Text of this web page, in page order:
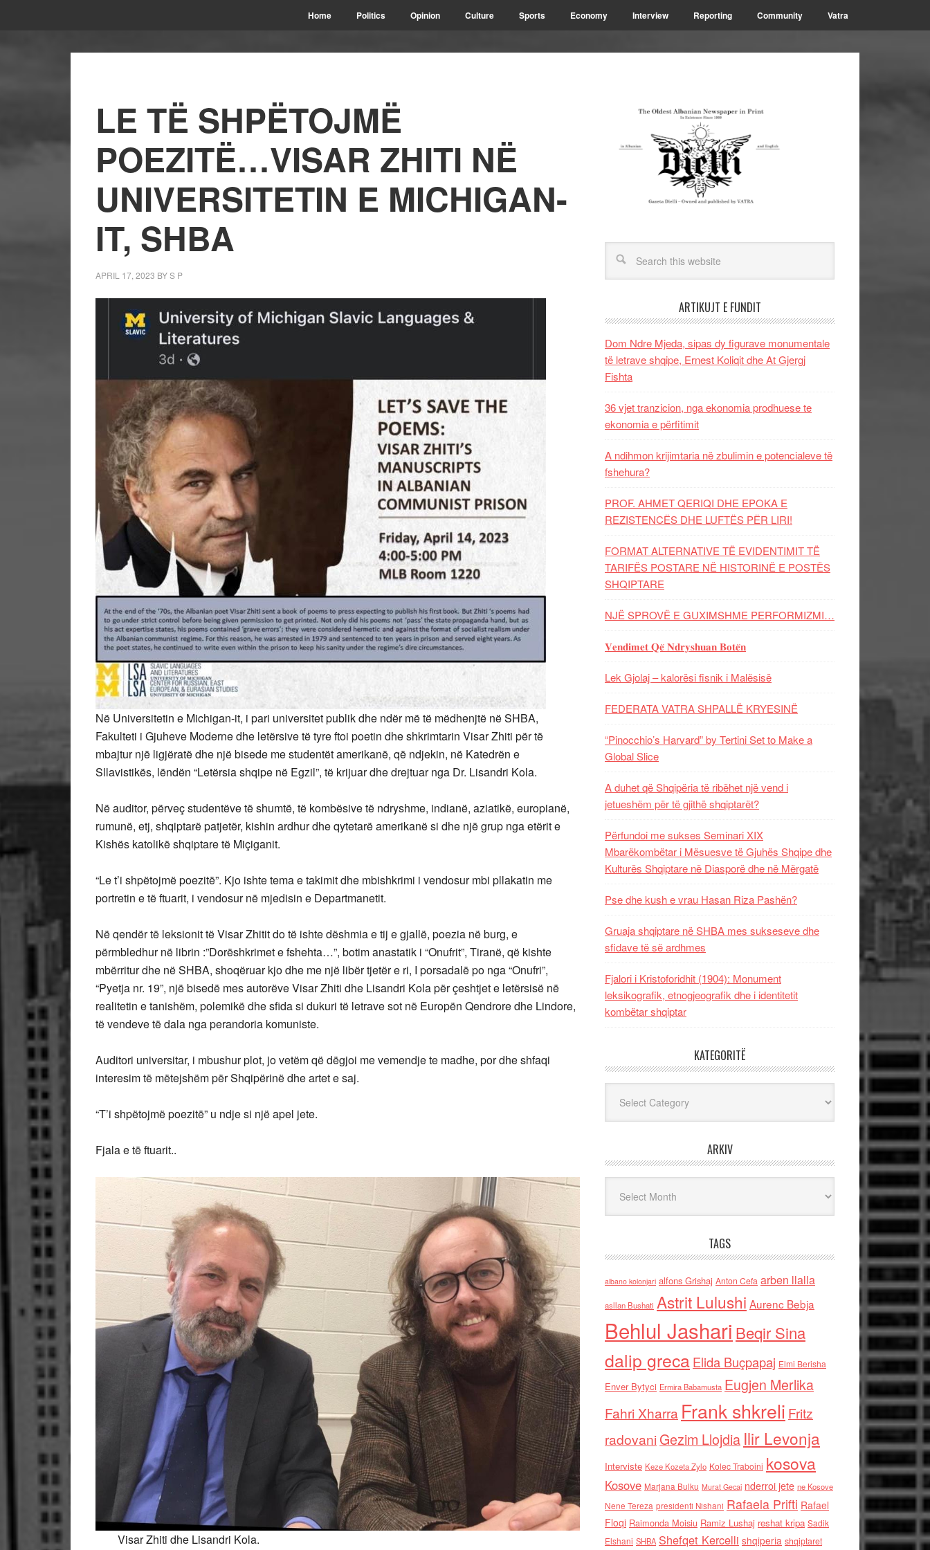
Home Politics Opinion Culture Sports Economy Interview Reporting Community Vatra
LE TË SHPËTOJMË
POEZITË…VISAR ZHITI NË
UNIVERSITETIN E MICHIGAN-
IT, SHBA
APRIL 17, 2023 BYS P
Në Universitetin e Michigan-it, i pari universitet publik dhe ndër më të mëdhenjtë në SHBA,
Fakulteti i Gjuheve Moderne dhe letërsive të tyre ftoi poetin dhe shkrimtarin Visar Zhiti për të
mbajtur një ligjëratë dhe një bisede me studentët amerikanë, që ndjekin, në Katedrën e
Sllavistikës, lëndën “Letërsia shqipe në Egzil”, të krijuar dhe drejtuar nga Dr. Lisandri Kola.
Në auditor, përveç studentëve të shumtë, të kombësive të ndryshme, indianë, aziatikë, europianë,
rumunë, etj, shqiptarë patjetër, kishin ardhur dhe qytetarë amerikanë si dhe një grup nga etërit e
Kishës katolikë shqiptare të Miçiganit.
“Le t’i shpëtojmë poezitë”. Kjo ishte tema e takimit dhe mbishkrimi i vendosur mbi pllakatin me
portretin e të ftuarit, i vendosur në mjedisin e Departmanetit.
Në qendër të leksionit të Visar Zhitit do të ishte dëshmia e tij e gjallë, poezia në burg, e
përmbledhur në librin :”Dorëshkrimet e fshehta…”, botim anastatik i “Onufrit”, Tiranë, që kishte
mbërritur dhe në SHBA, shoqëruar kjo dhe me një libër tjetër e ri, I porsadalë po nga “Onufri”,
“Pyetja nr. 19”, një bisedë mes autorëve Visar Zhiti dhe Lisandri Kola për çeshtjet e letërsisë në
realitetin e tanishëm, polemikë dhe sfida si dukuri të letrave sot në Europën Qendrore dhe Lindore,
të vendeve të dala nga perandoria komuniste.
Auditori universitar, i mbushur plot, jo vetëm që dëgjoi me vemendje te madhe, por dhe shfaqi
interesim të mëtejshëm për Shqipërinë dhe artet e saj.
“T’i shpëtojmë poezitë” u ndje si një apel jete.
Fjala e të ftuarit..
Visar Zhiti dhe Lisandri Kola.
ARTIKUJT E FUNDIT
Dom Ndre Mjeda, sipas dy figurave monumentale
të letrave shqipe, Ernest Koliqit dhe At Gjergj
Fishta
36 vjet tranzicion, nga ekonomia prodhuese te
ekonomia e përfitimit
A ndihmon krijimtaria në zbulimin e potencialeve të
fshehura?
PROF. AHMET QERIQI DHE EPOKA E
REZISTENCЁS DHE LUFTЁS PЁR LIRI!
FORMAT ALTERNATIVE TË EVIDENTIMIT TË
TARIFËS POSTARE NË HISTORINË E POSTËS
SHQIPTARE
NJË SPROVË E GUXIMSHME PERFORMIZMI…
𝐕𝐞𝐧𝐝𝐢𝐦𝐞𝐭 𝐐𝐞̈ 𝐍𝐝𝐫𝐲𝐬𝐡𝐮𝐚𝐧 𝐁𝐨𝐭𝐞̈𝐧
Lek Gjolaj – kalorësi fisnik i Malësisë
FEDERATA VATRA SHPALLË KRYESINË
“Pinocchio’s Harvard” by Tertini Set to Make a
Global Slice
A duhet që Shqipëria të ribëhet një vend i
jetueshëm për të gjithë shqiptarët?
Përfundoi me sukses Seminari XIX
Mbarëkombëtar i Mësuesve të Gjuhës Shqipe dhe
Kulturës Shqiptare në Diasporë dhe në Mërgatë
Pse dhe kush e vrau Hasan Riza Pashën?
Gruaja shqiptare në SHBA mes sukseseve dhe
sfidave të së ardhmes
Fjalori i Kristoforidhit (1904): Monument
leksikografik, etnogjeografik dhe i identitetit
kombëtar shqiptar
KATEGORITË
ARKIV
TAGS
albano kolonjari alfons Grishaj Anton Cefa arben llalla
asllan Bushati Astrit Lulushi Aurenc Bebja
Behlul Jashari Beqir Sina
dalip grecaElida Buçpapaj Elmi Berisha
Enver Bytyci Ermira Babamusta Eugjen Merlika
Fahri Xharra Frank shkreli Fritz
radovaniGezim Llojdia Ilir Levonja
Interviste Keze Kozeta Zylo Kolec Traboini kosova
Kosove Marjana Bulku Murat Gecaj nderroi jete ne Kosove
Nene Tereza presidenti Nishani Rafaela Prifti Rafael
Floqi Raimonda Moisiu Ramiz Lushaj reshat kripa Sadik
Elshani SHBA Shefqet Kercelli shqiperia shqiptaret